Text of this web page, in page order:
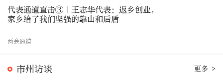
代表通道直击③｜王志华代表：返乡创业，
家乡给了我们坚强的靠山和后盾
两会通道
市州访谈 更多 >